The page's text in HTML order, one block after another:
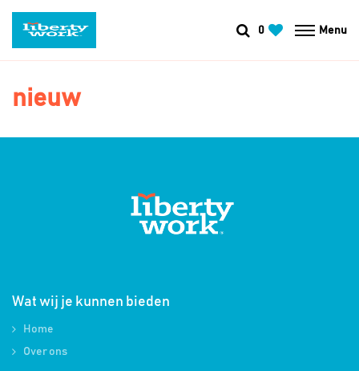
0 Menu
nieuw
Wat wij je kunnen bieden
Home
Over ons